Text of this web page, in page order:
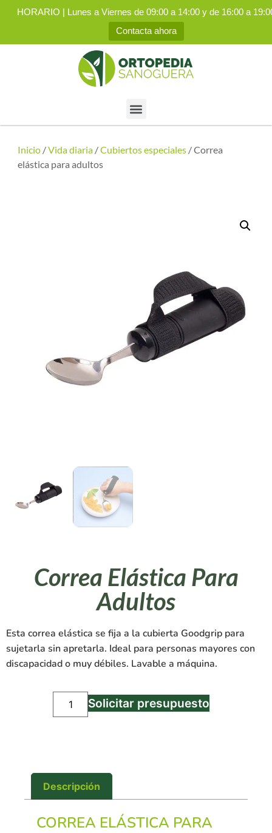
HORARIO | Lunes a Viernes de 09:00 a 14:00 y de 16:00 a
Contacta ahora
Inicio /Vida diaria /Cubiertos especiales / Correa
elástica para adultos
Correa Elástica Para
Adultos
Esta correa elástica se fija a la cubierta Goodgrip para
sujetarla sin apretarla. Ideal para personas mayores con
discapacidad o muy débiles. Lavable a máquina.
Solicitar presupuesto
Descripción
CORREA ELÁSTICA PARA